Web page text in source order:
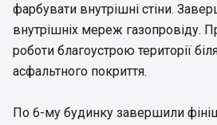
фарбувати внутрішні стіни.
внутрішніх мереж газопровіду.
роботи благоустрою території
асфальтного покриття.
По 6-му будинку завершили